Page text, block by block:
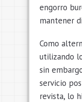
engorro
mantener
Como
utilizando
sin
servicio
revista, lo